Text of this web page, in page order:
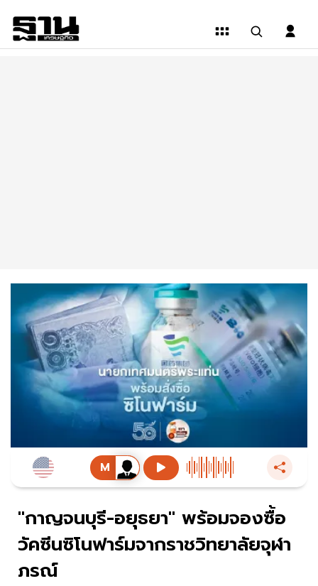
"กาญจนบุรี-อยุธยา" พร้อมจองซื้อ
วัคซีนซิโนฟาร์มจากราชวิทยาลัยจุฬา
ภรณ์